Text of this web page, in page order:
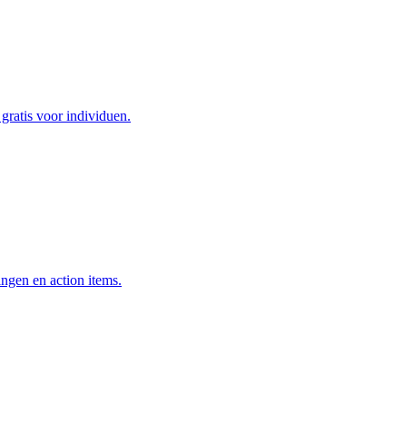
voor individuen.
en action items.